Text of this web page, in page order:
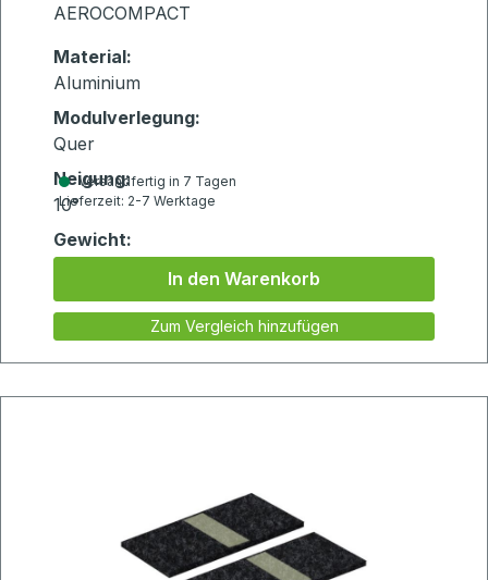
AEROCOMPACT
Material:
Aluminium
Modulverlegung:
Quer
Neigung:
10°
Gewicht:
0.531kg
Versandfertig in 7 Tagen
Lieferzeit: 2-7 Werktage
In den Warenkorb
Zum Vergleich hinzufügen